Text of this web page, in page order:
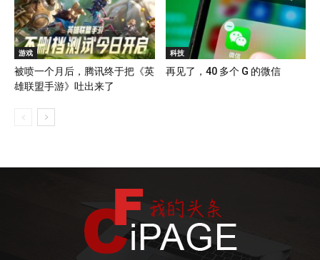
游戏
被喷一个月后，腾讯终于把《英
雄联盟手游》吐出来了
科技
再见了，40 多个 G 的微信